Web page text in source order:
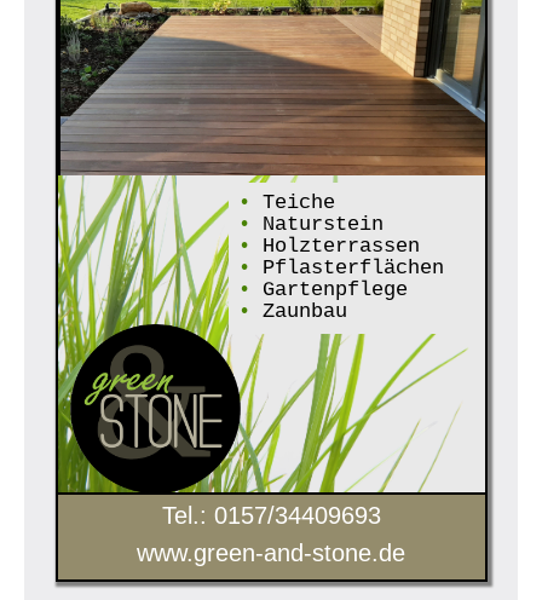
•
Teiche
•
Naturstein
•
Holzterrassen
•
Pflasterflächen
•
Gartenpflege
•
Zaunbau
Tel.: 0157/34409693
www.green-and-stone.de